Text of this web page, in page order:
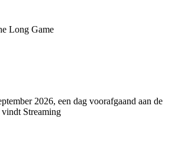
Long Game
2026, een dag voorafgaand aan de
Streaming